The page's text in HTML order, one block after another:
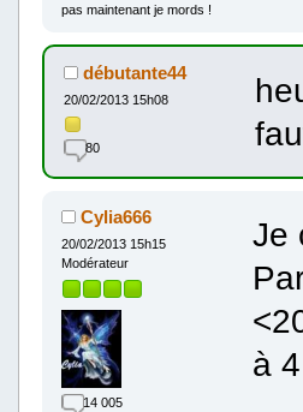
pas maintenant je mords !
débutante44
20/02/2013 15h08
80
Cylia666
20/02/2013 15h15
Modérateur
14 005
Je
à